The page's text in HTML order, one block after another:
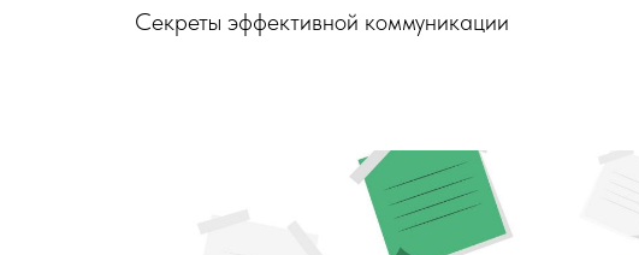
Секреты эффективной коммуникации